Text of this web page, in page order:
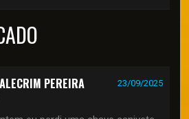
PEREIRA 23/09/2025